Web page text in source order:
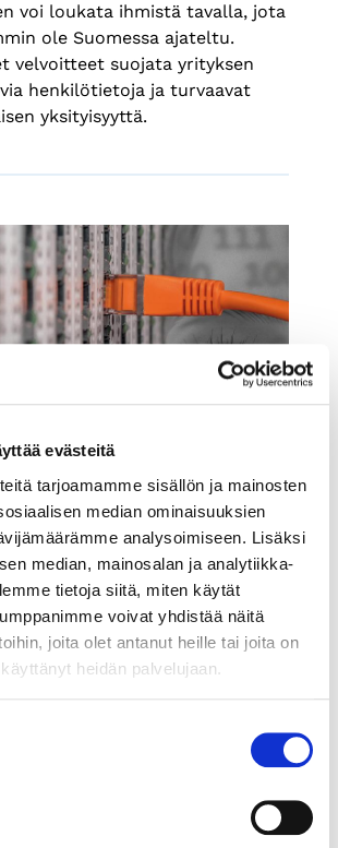
evästeitä
tarjoamamme sisällön ja mainosten
median ominaisuuksien
analysoimiseen. Lisäksi
median, mainosalan ja analytiikka-
tietoja siitä, miten käytät
voivat yhdistää näitä
joita olet antanut heille tai joita on
heidän palvelujaan.
voi loukata ihmistä tavalla, jota
ole Suomessa ajateltu.
velvoitteet suojata yrityksen
henkilötietoja ja turvaavat
yksityisyyttä.
käytöstä
aikana useat yritykset ovat
uusiin
turvatakseen toimintansa.